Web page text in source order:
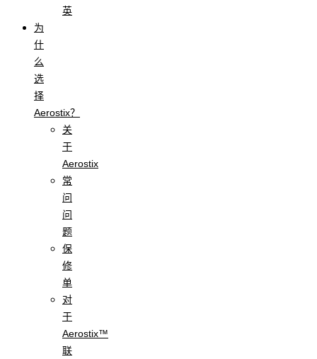
英
为
什
么
选
择
Aerostix？
关
于
Aerostix
常
问
问
题
保
修
单
对
于
Aerostix™
联